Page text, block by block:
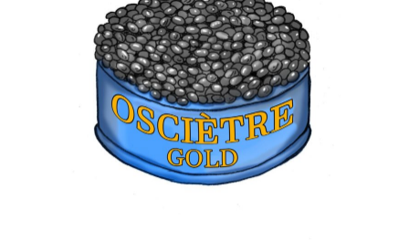
OSCIETRE GOLD
70,00€